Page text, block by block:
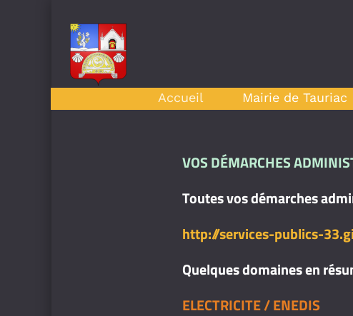
Accueil Mairie de Tauriac
VOS DÉMARCHES
Toutes vos démarches
http://services-publics-
Quelques domaines en
ELECTRICITE / ENEDIS